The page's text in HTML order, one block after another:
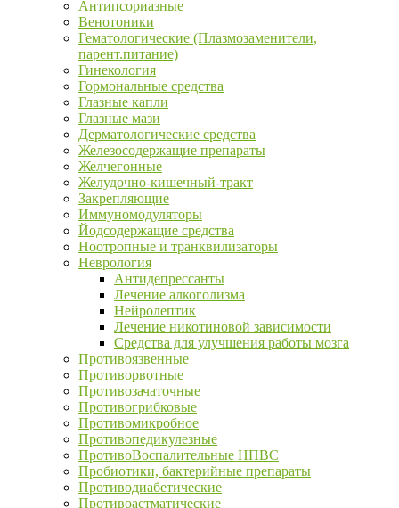
Антипсориазные
Венотоники
Гематологические (Плазмозаменители,
парент.питание)
Гинекология
Гормональные средства
Глазные капли
Глазные мази
Дерматологические средства
Железосодержащие препараты
Желчегонные
Желудочно-кишечный-тракт
Закрепляющие
Иммуномодуляторы
Йодсодержащие средства
Ноотропные и транквилизаторы
Неврология
Антидепрессанты
Лечение алкоголизма
Нейролептик
Лечение никотиновой зависимости
Средства для улучшения работы мозга
Противоязвенные
Противорвотные
Противозачаточные
Противогрибковые
Противомикробное
Противопедикулезные
ПротивоВоспалительные НПВС
Пробиотики, бактерийные препараты
Противодиабетические
Противоастматические